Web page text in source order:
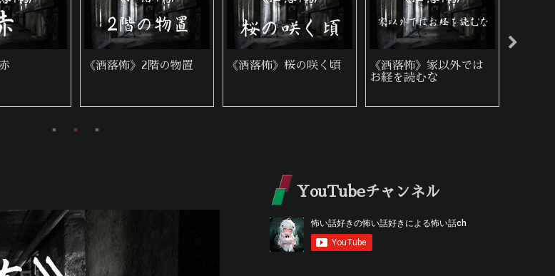
《洒落怖》2階の物置 《洒落怖》桜の咲く頃
《洒落怖》家以外では
お経を読むな
YouTubeチャンネル